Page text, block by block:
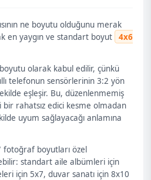
ne boyutu olduğunu merak
en yaygın ve standart boyut
4x6
olarak kabul edilir, çünkü
telefonun sensörlerinin 3:2 yön
eşleşir. Bu, düzenlenmemiş
bir rahatsız edici kesme olmadan
uyum sağlayacağı anlamına
fotoğraf boyutları özel
standart aile albümleri için
için 5x7, duvar sanatı için 8x10